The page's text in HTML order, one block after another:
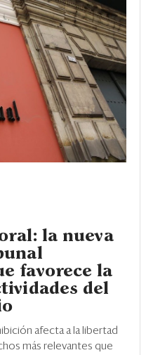
la nueva
favorece la
del
afecta a la libertad
más relevantes que